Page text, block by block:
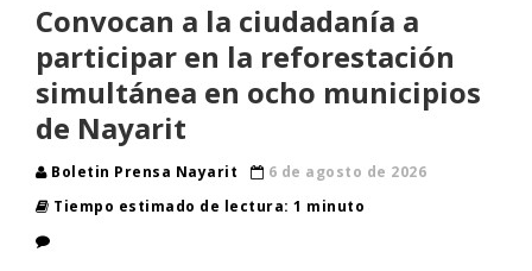
Convocan a la ciudadanía a
participar en la reforestación
simultánea en ocho municipios
de Nayarit
Boletin Prensa Nayarit
6 de agosto de 2026
Tiempo estimado de lectura: 1 minuto